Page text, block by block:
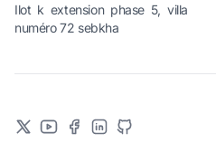
Ilot k extension phase 5, villa
numéro 72 sebkha